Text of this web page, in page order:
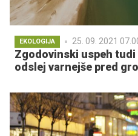
EKOLOGIJA 25. 09. 2021
Zgodovinski uspeh
odslej varnejše pred